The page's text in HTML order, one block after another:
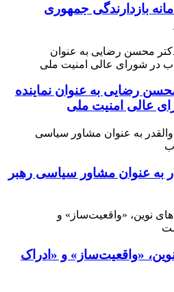
بازدارندگی جمهوری
رضایی به عنوان نماینده
عالی امنیت ملی
به عنوان مشاور سیاسی رهبر
«واقعیت‌ساز» و «ادراک